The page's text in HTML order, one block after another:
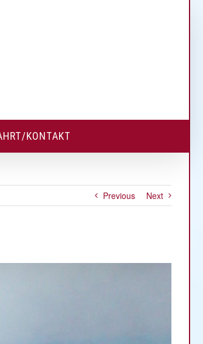
KONTAKT
Previous Next